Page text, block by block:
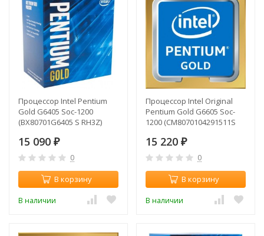
Процессор Intel Pentium
Gold G6405 Soc-1200
(BX80701G6405 S RH3Z)
610) Box
15 090 ₽
0
В корзину
В наличии
Процессор Intel Original
Pentium Gold G6605 Soc-
1200 (CM8070104291511S
Graphics 630) OEM
15 220 ₽
0
В корзину
В наличии